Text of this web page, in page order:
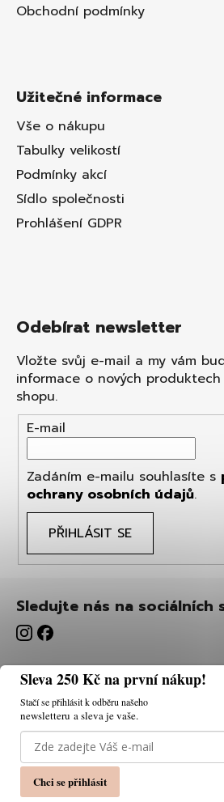
Používáme cookies, abychom
prohlížení webu a díky analýze
jeho funkce, výkon a použitelnost.
Obchodní podmínky
Užitečné informace
Vše o nákupu
Tabulky velikostí
Podmínky akcí
Sídlo společnosti
Prohlášení GDPR
Odebírat newsletter
Vložte svůj e-mail a my vám
informace o nových
shopu.
E-mail
Zadáním e-mailu souhlasíte s
ochrany osobních údajů.
PŘIHLÁSIT SE
Sledujte nás na sociálních
Sleva 250 Kč na první nákup!
Stačí se přihlásit k odběru našeho
newsletteru a sleva je vaše.
Chci se přihlásit